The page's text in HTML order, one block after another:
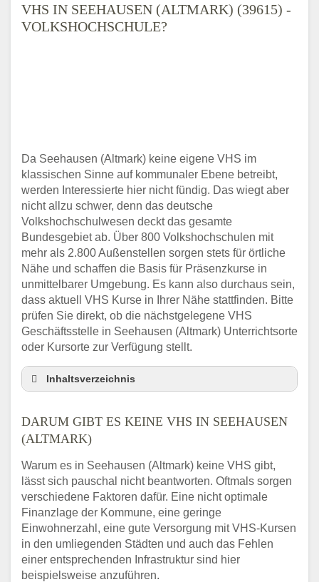
VHS IN SEEHAUSEN (ALTMARK) (39615) -
VOLKSHOCHSCHULE?
Da Seehausen (Altmark) keine eigene VHS im
klassischen Sinne auf kommunaler Ebene betreibt,
werden Interessierte hier nicht fündig. Das wiegt aber
nicht allzu schwer, denn das deutsche
Volkshochschulwesen deckt das gesamte
Bundesgebiet ab. Über 800 Volkshochschulen mit
mehr als 2.800 Außenstellen sorgen stets für örtliche
Nähe und schaffen die Basis für Präsenzkurse in
unmittelbarer Umgebung. Es kann also durchaus sein,
dass aktuell VHS Kurse in Ihrer Nähe stattfinden. Bitte
prüfen Sie direkt, ob die nächstgelegene VHS
Geschäftsstelle in Seehausen (Altmark) Unterrichtsorte
oder Kursorte zur Verfügung stellt.
Inhaltsverzeichnis
(Altmark)
3 schnelle Tipps
Seehausen (Altmark) VHS-Kurse in Ihrer
Nähe
Abendschule in der Region rund um
Seehausen (Altmark)
VHS steht für Erwachsenenbildung
Online-Kurse: Alternative Angebote zum
VHS-Kurs
DARUM GIBT ES KEINE VHS IN SEEHAUSEN
(ALTMARK)
Warum es in Seehausen (Altmark) keine VHS gibt,
lässt sich pauschal nicht beantworten. Oftmals sorgen
verschiedene Faktoren dafür. Eine nicht optimale
Finanzlage der Kommune, eine geringe
Einwohnerzahl, eine gute Versorgung mit VHS-Kursen
in den umliegenden Städten und auch das Fehlen
einer entsprechenden Infrastruktur sind hier
beispielsweise anzuführen.